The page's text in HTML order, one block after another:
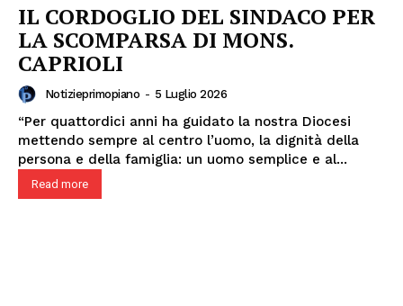
IL CORDOGLIO DEL SINDACO PER
LA SCOMPARSA DI MONS.
CAPRIOLI
Notizieprimopiano - 5 Luglio 2026
“Per quattordici anni ha guidato la nostra Diocesi
mettendo sempre al centro l’uomo, la dignità della
persona e della famiglia: un uomo semplice e al...
Read more